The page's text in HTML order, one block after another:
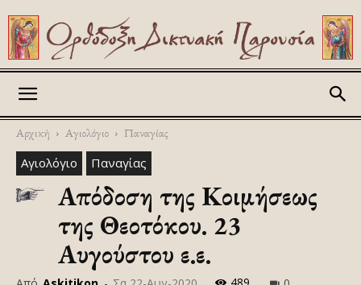
Αρχική Αγιολόγιο Παναγίας
Αγιολόγιο Παναγίας
Απόδοση της Κοιμήσεως
της Θεοτόκου. 23
Αυγούστου ε.ε.